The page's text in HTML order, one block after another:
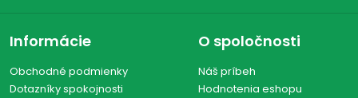
Informácie
Obchodné podmienky
Dotazníky spokojnosti
O spoločnosti
Náš príbeh
Hodnotenia eshopu